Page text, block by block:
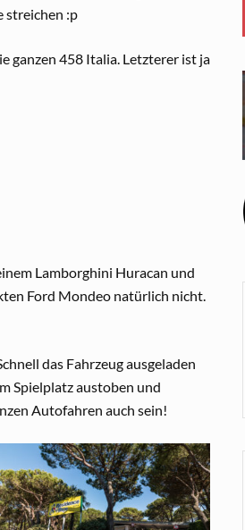
streichen :p
ganzen 458 Italia. Letzterer ist ja
Lamborghini Huracan und
Ford Mondeo natürlich nicht.
das Fahrzeug ausgeladen
Spielplatz austoben und
Autofahren auch sein!